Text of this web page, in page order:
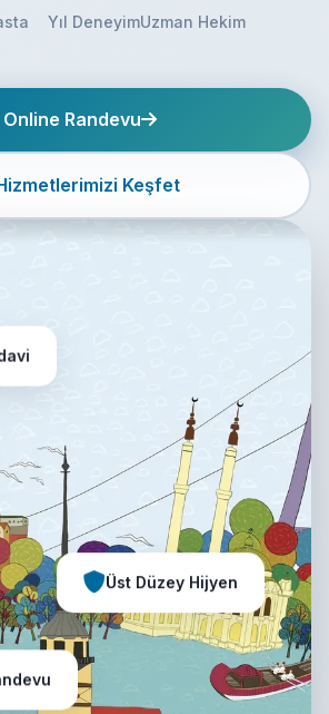
Yıl DeneyimUzman Hekim
Online Randevu
Keşfet
Üst Düzey Hijyen